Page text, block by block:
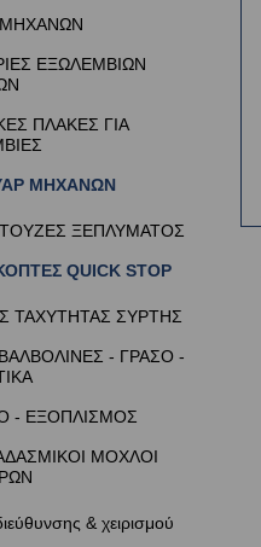
ΜΗΧΑΝΩΝ
ΕΞΩΛΕΜΒΙΩΝ
ΠΛΑΚΕΣ ΓΙΑ
ΜΗΧΑΝΩΝ
ΞΕΠΛΥΜΑΤΟΣ
QUICK STOP
ΤΑΧΥΤΗΤΑΣ ΣΥΡΤΗΣ
- ΓΡΑΣΟ -
- ΕΞΟΠΛΙΣΜΟΣ
ΜΟΧΛΟΙ
& χειρισμού